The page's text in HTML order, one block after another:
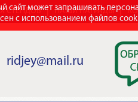
сайт может запрашивать
с использованием файлов
СТЕНДОВ НАШИ НАГРАДЫ
ridjey@mail.ru